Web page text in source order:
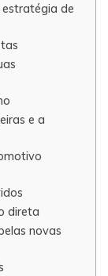
de
e a
direta
novas